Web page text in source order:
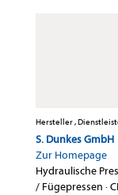
Hersteller ,
S. Dunkes GmbH
Zur Homepage
Hydraulische
/ Fügepressen ·